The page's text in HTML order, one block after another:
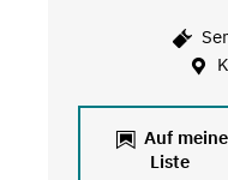
Auf meine
Liste